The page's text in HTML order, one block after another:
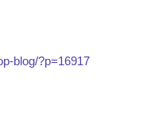
blog/?p=16917